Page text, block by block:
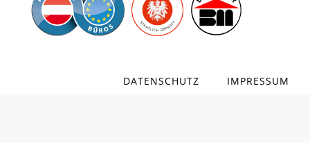
IMPRESSUM
DATENSCHUTZ